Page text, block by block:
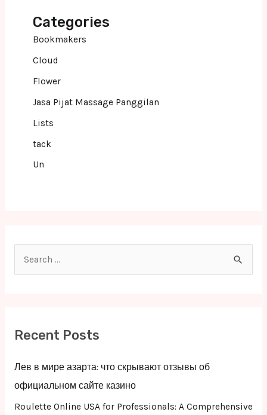
Categories
Bookmakers
Cloud
Flower
Jasa Pijat Massage Panggilan
Lists
tack
Un
f
o
Recent Posts
Лев в мире азарта: что скрывают отзывы об
официальном сайте казино
Roulette Online USA for Professionals: A Comprehensive